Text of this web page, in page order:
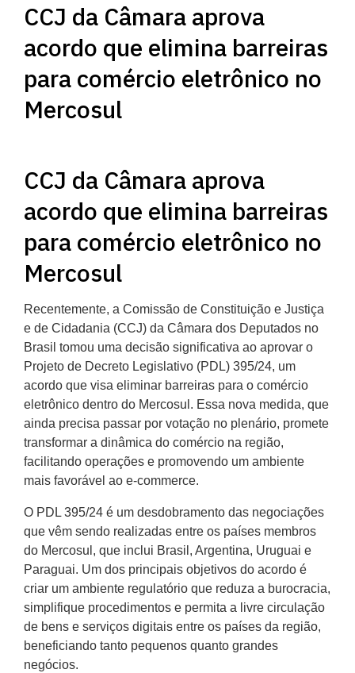
CCJ da Câmara aprova
acordo que elimina barreiras
para comércio eletrônico no
Mercosul
CCJ da Câmara aprova
acordo que elimina barreiras
para comércio eletrônico no
Mercosul
Recentemente, a Comissão de Constituição e Justiça
e de Cidadania (CCJ) da Câmara dos Deputados no
Brasil tomou uma decisão significativa ao aprovar o
Projeto de Decreto Legislativo (PDL) 395/24, um
acordo que visa eliminar barreiras para o comércio
eletrônico dentro do Mercosul. Essa nova medida, que
ainda precisa passar por votação no plenário, promete
transformar a dinâmica do comércio na região,
facilitando operações e promovendo um ambiente
mais favorável ao e-commerce.
O PDL 395/24 é um desdobramento das negociações
que vêm sendo realizadas entre os países membros
do Mercosul, que inclui Brasil, Argentina, Uruguai e
Paraguai. Um dos principais objetivos do acordo é
criar um ambiente regulatório que reduza a burocracia,
simplifique procedimentos e permita a livre circulação
de bens e serviços digitais entre os países da região,
beneficiando tanto pequenos quanto grandes
negócios.